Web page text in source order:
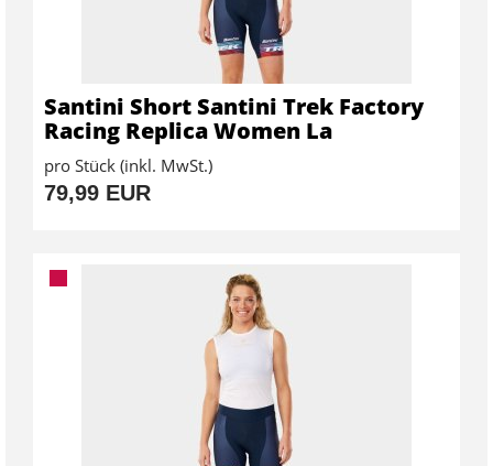
Santini Short Santini Trek Factory
Racing Replica Women La
pro Stück (inkl. MwSt.)
79,99 EUR